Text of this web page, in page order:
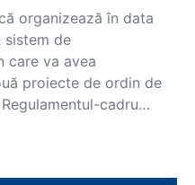
organizează în data
sistem de
care va avea
proiecte de ordin de
cadru…